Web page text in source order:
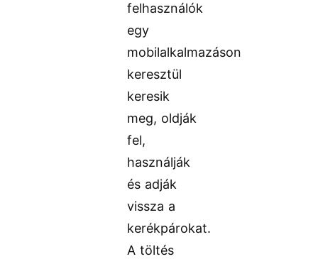
felhasználók
egy
mobilalkalmazáson
keresztül
keresik
meg, oldják
fel,
használják
és adják
vissza a
kerékpárokat.
A töltés